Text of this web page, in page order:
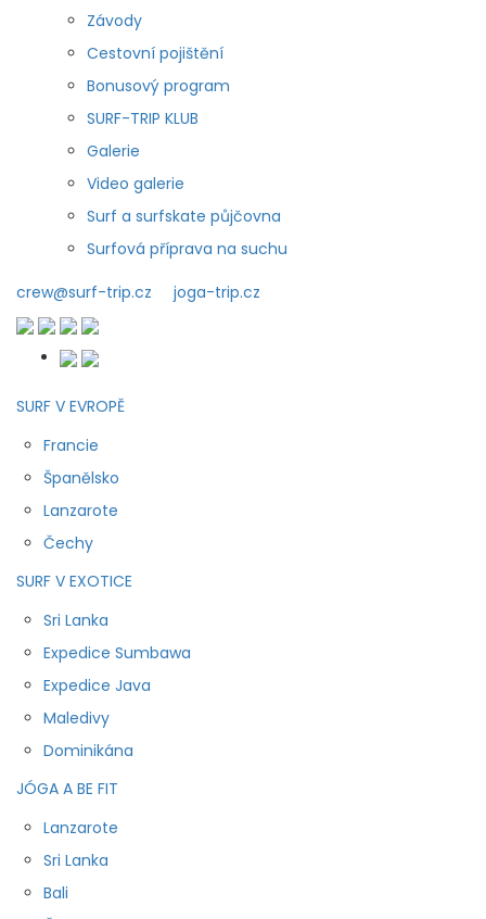
Závody
Cestovní pojištění
Bonusový program
SURF-TRIP KLUB
Galerie
Video galerie
Surf a surfskate půjčovna
Surfová příprava na suchu
crew@surf-trip.cz
joga-trip.cz
SURF V EVROPĚ
Francie
Španělsko
Lanzarote
Čechy
SURF V EXOTICE
Sri Lanka
Expedice Sumbawa
Expedice Java
Maledivy
Dominikána
JÓGA A BE FIT
Lanzarote
Sri Lanka
Bali